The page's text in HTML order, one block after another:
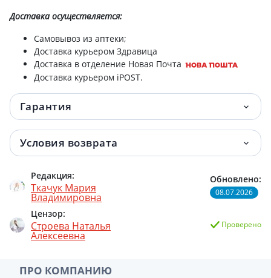
Доставкаосуществляется:
Самовывоз из аптеки;
Доставка курьером Здравица
Доставка в отделение Новая Почта
Доставка курьером iPOST.
Гарантия
Условия возврата
Редакция:
Ткачук Мария
Владимировна
Цензор:
Строева Наталья
Алексеевна
Обновлено:
08.07.2026
Проверено
ПРО КОМПАНИЮ